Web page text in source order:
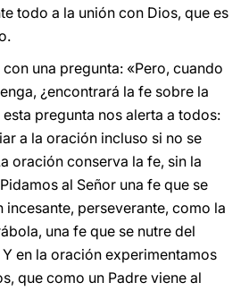
todo a la unión con Dios, que es
una pregunta: «Pero, cuando
¿encontrará la fe sobre la
pregunta nos alerta a todos:
a la oración incluso si no se
oración conserva la fe, sin la
al Señor una fe que se
perseverante, como la
una fe que se nutre del
en la oración experimentamos
que como un Padre viene al